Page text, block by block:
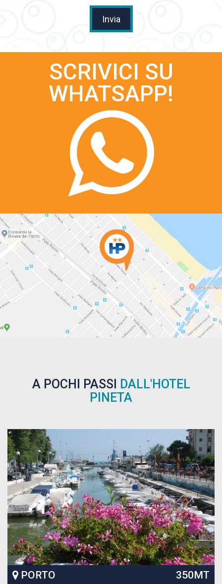
Invia
SCRIVICI SU
WHATSAPP!
A POCHI PASSI
DALL'HOTEL
PINETA
VIALE